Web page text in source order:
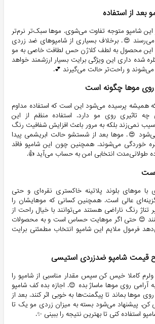
از استفاده
این شامپو متوجه تفاوت می‌شوی. موها سبک‌تر نرم‌تر
😍. برخلاف بسیاری از شامپوهای ضد زردی
این محصول به لطف کلاژن حس لطافت خاصی به مو
شده داری این ویژگی برایت بسیار ارزشمند خواهد
و راحت‌تر حالت می‌گیرند 💕.
روی موها چگونه است
همیشه پرسیده می‌شود این است که استفاده مداوم
تاثیری روی مو دارد. استفاده منظم از این
نمی‌زند بلکه به مرور باعث افزایش شفافیت رنگ
😍. موها بعد از شستشو حالت ابریشمی پیدا
خوردگی می‌شوند. همچنین چون این شامپو فاقد
طولانی‌مدت انتخابی امن به حساب می‌آید 👍.
با موهای بلوند پلاتینه خاکستری نقره‌ای و حتی
عالی است. همچنین کسانی که موهایشان را
تناژ رنگ ناراضی هستند می‌توانند با خیال راحت از
😊 حتی اگر موهایت حساس است و به محصولات
فرمول ملایم این شامپو انتخاب مطمئنی برایت
قیمت شامپو ضدزردی استیسی
ولرم کاملا خیس کن سپس مقدار مناسبی از شامپو را
روی موها ماساژ بده 😊. اجازه بده کف شامپو
موها بماند تا پیگمنت‌ها به خوبی اثر کنند. بعد از
کن. پیشنهاد می‌شود بسته به میزان زردی مو یک تا
استفاده کنی تا بهترین نتیجه را ببینی ✨.